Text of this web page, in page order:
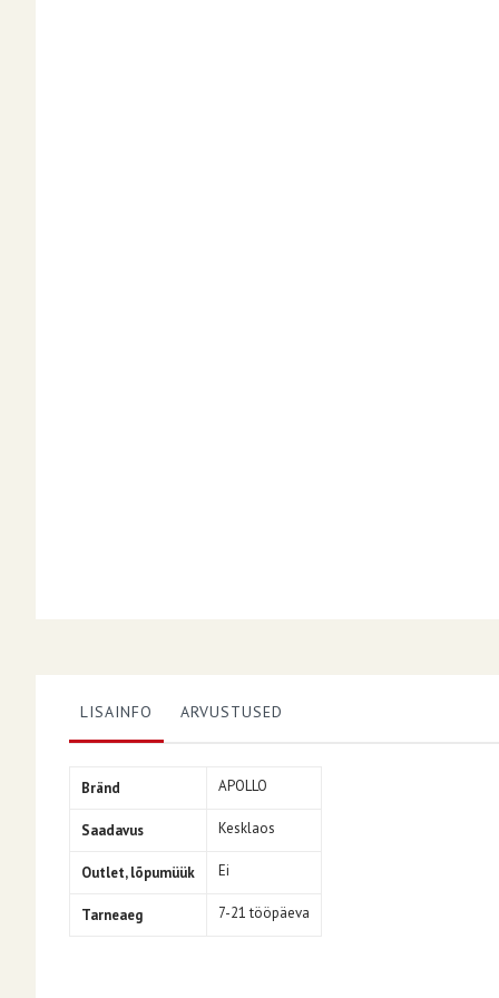
LISAINFO ARVUSTUSED
Bränd APOLLO
Saadavus Kesklaos
Outlet, lõpumüük Ei
Tarneaeg 7-21 tööpäeva